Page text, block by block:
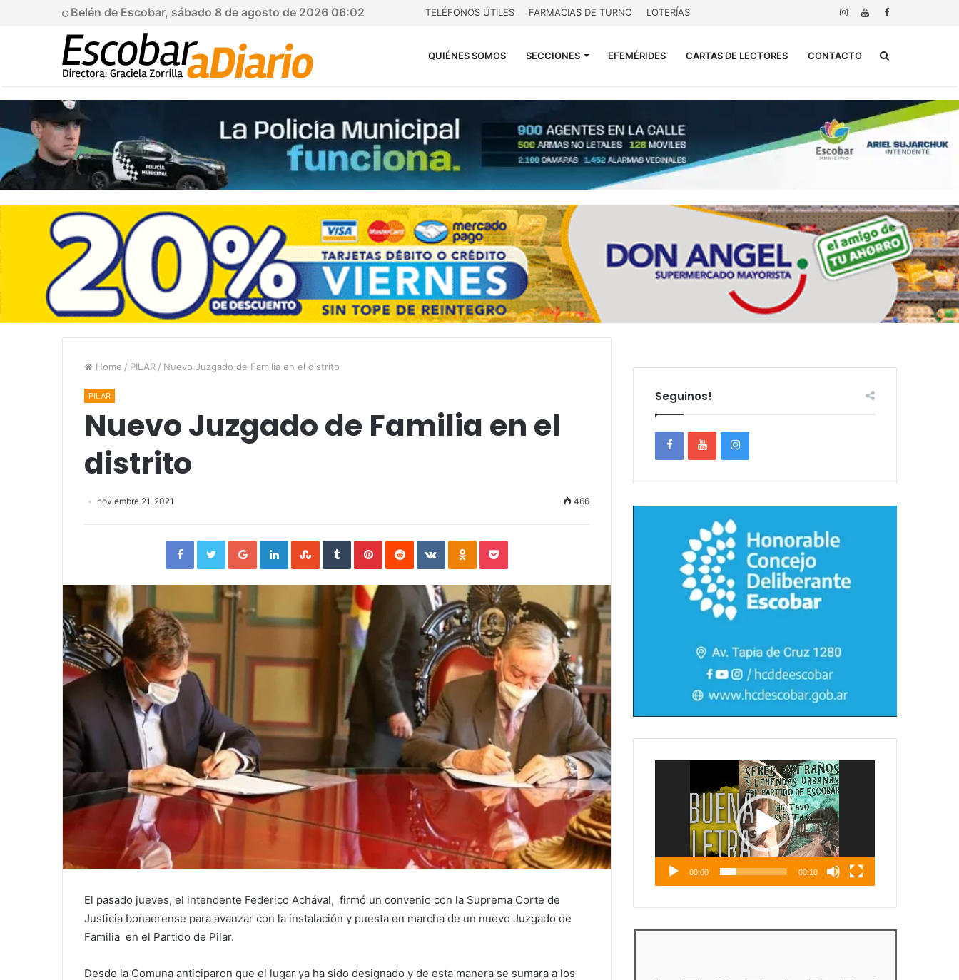
Belén de Escobar, sábado 8 de agosto de 2026 06:02 TELÉFONOS ÚTILES FARMACIAS DE TURNO LOTERÍAS
QUIÉNES SOMOS SECCIONES EFEMÉRIDES CARTAS DE LECTORES CONTACTO
Home / PILAR / Nuevo Juzgado de Familia en el distrito
PILAR
Nuevo Juzgado de Familia en el
distrito
noviembre 21, 2021 466
FacebookTwitterGoogle+LinkedInStumbleUpon
TumblrPinterestReddit VKontakteOdnoklassniki
Pocket
El pasado jueves, el intendente Federico Achával, firmó un convenio con la Suprema Corte de
Justicia bonaerense para avanzar con la instalación y puesta en marcha de un nuevo Juzgado de
Familia en el Partido de Pilar.
Desde la Comuna anticiparon que el lugar ya ha sido designado y de esta manera se sumara a los
Seguinos!
00:00 00:10